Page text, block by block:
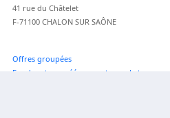
41 rue du Châtelet
F-71100 CHALON SUR SAÔNE
Offres groupées
Fond vecteur créé par vectorpocket -